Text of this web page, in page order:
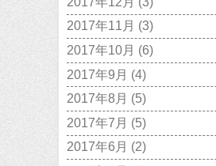
2017年11月 (3)
2017年10月 (6)
2017年9月 (4)
2017年8月 (5)
2017年7月 (5)
2017年6月 (2)